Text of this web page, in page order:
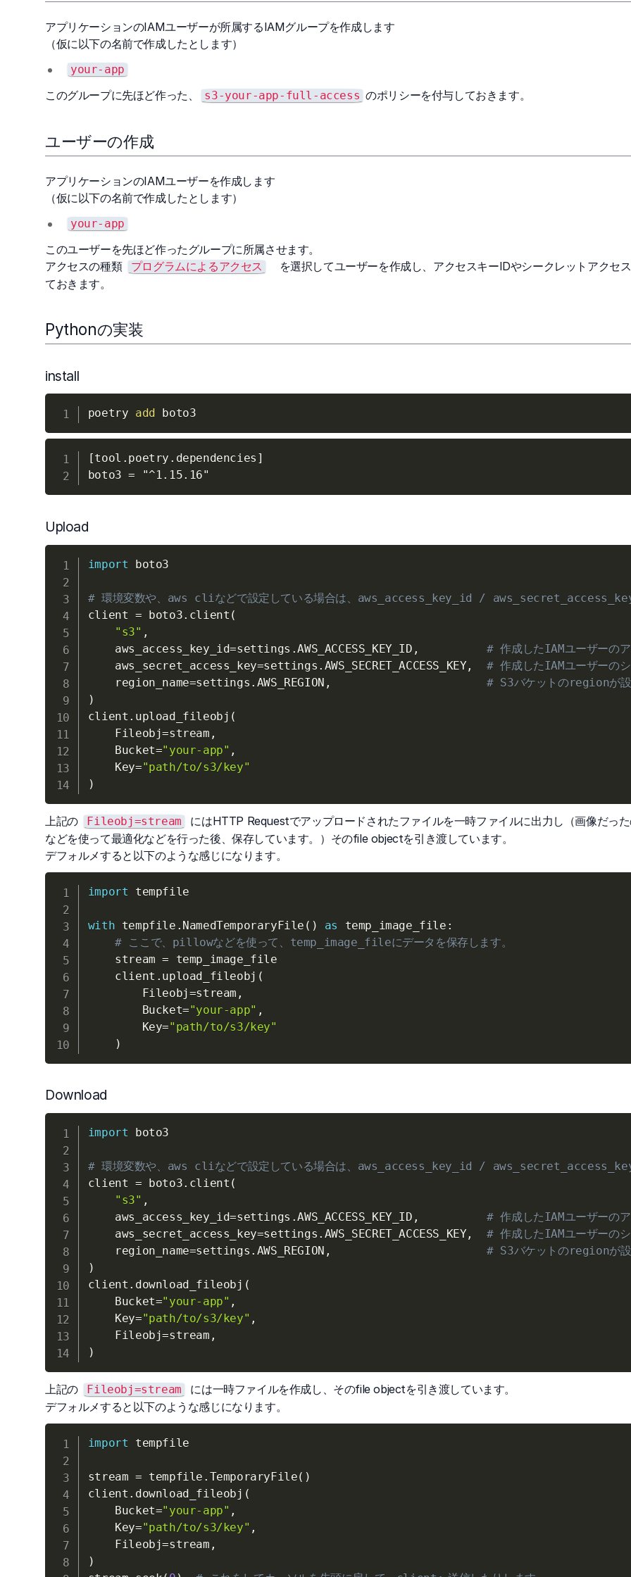
アプリケーションのIAMユーザーが所属するIAMグループを作成します
（仮に以下の名前で作成したとします）
your-app
このグループに先ほど作った、 s3-your-app-full-access のポリシーを付与しておきます。
ユーザーの作成
アプリケーションのIAMユーザーを作成します
（仮に以下の名前で作成したとします）
your-app
このユーザーを先ほど作ったグループに所属させます。
アクセスの種類
プログラムによるアクセス
を選択してユーザーを作成し、アクセスキーIDやシークレットアクセ
ておきます。
Pythonの実装
install
poetry add
[tool.poetry.dependencies]
Upload
import boto3
# 環境変数や、aws cliなどで設定している場合は、aws_access_key_id /
client = boto3. client (
"s3" ,
    aws_access_key_id
=settings .AWS_ACCESS_KEY_ID ,
# 作成したIAMユーザーの
    aws_secret_access_key
=settings . AWS_SECRET_ACCESS_KEY,
# 作成したIAMユーザーのシ
    region_name
=settings . AWS_REGION ,
# S3バケットのregionが設
)
client . upload_fileobj (
    Fileobj
=stream ,
    Bucket
="your-app" ,
    Key
="path/to/s3/key"
)
上記の Fileobj=stream
にはHTTP Requestでアップロードされたファイルを一時ファイルに出力し（画像だっ
などを使って最適化などを行った後、保存しています。）そのfile objectを引き渡しています。
デフォルメすると以下のような感じになります。
import tempfile
with tempfile . NamedTemporaryFile ( ) as temp_image_file :
# ここで、pillowなどを使って、temp_image_fileにデータを保存します。
    stream
= temp_image_file
    client
. upload_fileobj (
        Fileobj
=stream ,
        Bucket
="your-app" ,
        Key
="path/to/s3/key"
)
Download
import boto3
# 環境変数や、aws cliなどで設定している場合は、aws_access_key_id /
client = boto3. client (
"s3" ,
    aws_access_key_id
=settings .AWS_ACCESS_KEY_ID ,
# 作成したIAMユーザーの
    aws_secret_access_key
=settings . AWS_SECRET_ACCESS_KEY,
# 作成したIAMユーザーのシ
    region_name
=settings . AWS_REGION ,
# S3バケットのregionが設
)
client . download_fileobj (
    Bucket
="your-app" ,
    Key
="path/to/s3/key" ,
    Fileobj
=stream ,
)
上記の Fileobj=stream
には一時ファイルを作成し、そのfile objectを引き渡しています。
デフォルメすると以下のような感じになります。
import tempfile
stream = tempfile . TemporaryFile( )
client . download_fileobj (
    Bucket
="your-app" ,
    Key
="path/to/s3/key" ,
    Fileobj
=stream ,
)